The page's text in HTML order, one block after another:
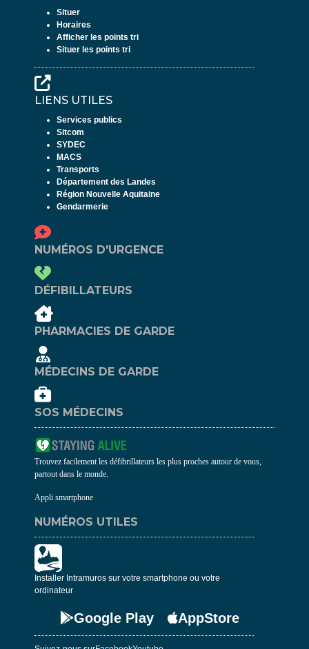
Situer
Horaires
Afficher les points tri
Situer les points tri
LIENS UTILES
Services publics
Sitcom
SYDEC
MACS
Transports
Département des Landes
Région Nouvelle Aquitaine
Gendarmerie
NUMÉROS D'URGENCE
DÉFIBILLATEURS
PHARMACIES DE GARDE
MÉDECINS DE GARDE
SOS MÉDECINS
Trouvez facilement les défibrillateurs les plus proches autour de vous,
partout dans le monde.
Appli smartphone
NUMÉROS UTILES
Installer Intramuros sur votre smartphone ou votre
ordinateur
Google Play AppStore